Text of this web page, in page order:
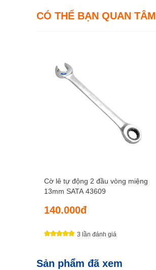
CÓ THỂ BẠN QUAN TÂM
Cờ lê tự động 2 đầu vòng miệng
13mm SATA 43609
140.000đ
3 lần đánh giá
Sản phẩm đã xem